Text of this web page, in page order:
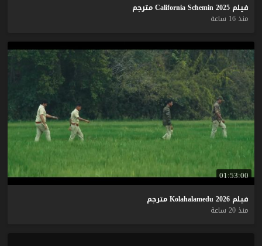
فيلم California Schemin 2025
مترجم
منذ 16 ساعة
01:53:00
فيلم Kolahalamedu 2026
مترجم
منذ 20 ساعة